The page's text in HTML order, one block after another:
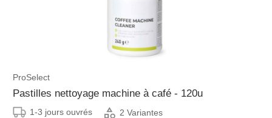
ProSelect
Pastilles nettoyage machine à café - 120u
1-3 jours ouvrés 2 Variantes